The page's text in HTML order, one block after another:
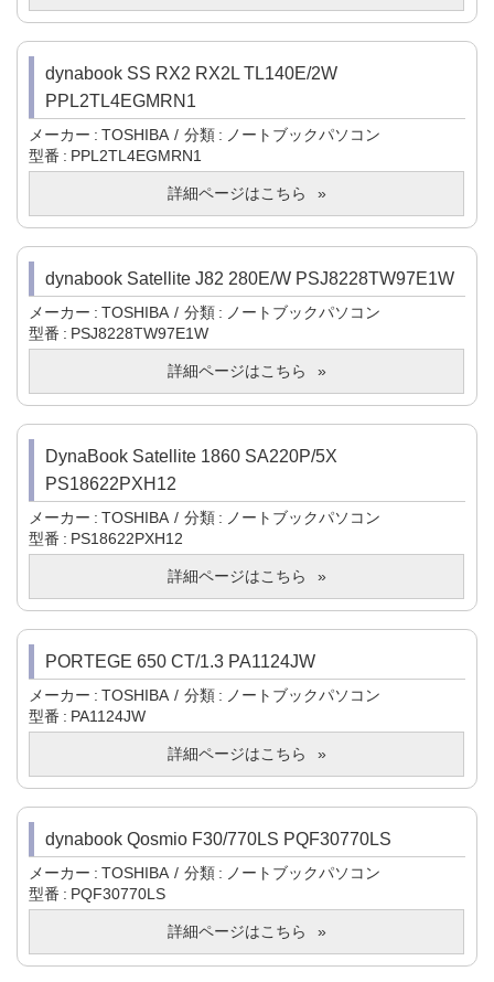
dynabook SS RX2 RX2L TL140E/2W
PPL2TL4EGMRN1
メーカー TOSHIBA 分類
ノートブックパソコン
型番
PPL2TL4EGMRN1
詳細ページはこちら
dynabook Satellite J82 280E/W PSJ8228TW97E1W
メーカー TOSHIBA 分類
ノートブックパソコン
型番
PSJ8228TW97E1W
詳細ページはこちら
DynaBook Satellite 1860 SA220P/5X
PS18622PXH12
メーカー TOSHIBA 分類
ノートブックパソコン
型番
PS18622PXH12
詳細ページはこちら
PORTEGE 650 CT/1.3 PA1124JW
メーカー TOSHIBA 分類
ノートブックパソコン
型番
PA1124JW
詳細ページはこちら
dynabook Qosmio F30/770LS PQF30770LS
メーカー TOSHIBA 分類
ノートブックパソコン
型番
PQF30770LS
詳細ページはこちら